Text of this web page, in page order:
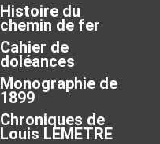
Histoire du
chemin de fer
Cahier de
doléances
Monographie de
1899
Chroniques de
Louis LEMETRE